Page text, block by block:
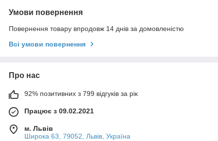
Умови повернення
Повернення товару впродовж 14 днів за домовленістю
Всі умови повернення
Про нас
92% позитивних з 799 відгуків за рік
Працює з 09.02.2021
м. Львів
Широка 63, 79052, Львів, Україна